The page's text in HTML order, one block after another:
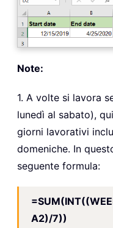
Note:
1. A volte si lavora
lunedì al sabato),
giorni lavorativi
domeniche. In
seguente formula:
A2)/7))